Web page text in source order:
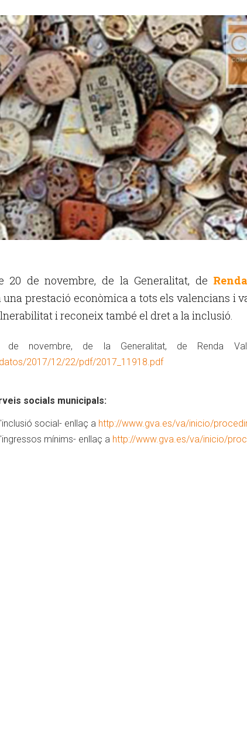
20 de novembre, de la Generalitat, de
prestació econòmica a tots els valencians i
i reconeix també el dret a la inclusió.
de novembre, de la Generalitat, de Renda
2017/12/22/pdf/2017_11918.pdf
socials municipals:
social- enllaç a http://www.gva.es/va/inicio/
mínims- enllaç a http://www.gva.es/va/inicio/